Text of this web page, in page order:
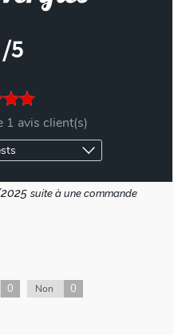
/5
1 avis client(s)
suite à une commande
0 Non 0